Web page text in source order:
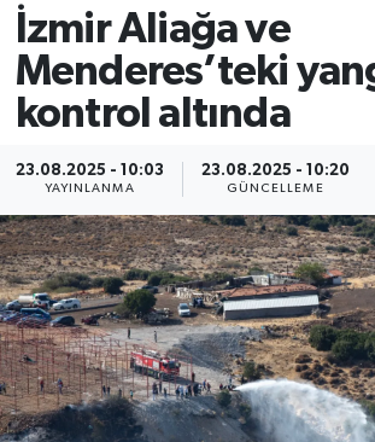
İzmir Aliağa ve
Menderes’teki
kontrol altında
23.08.2025 - 10:03
YAYINLANMA
23.08.2025 - 10:20
GÜNCELLEME
EKONOMİ
SPOR
KÜLTÜR-SANAT
SAĞLIK-YAŞAM
Siirt Trafik Yoğunluk Haritası
Süper Lig Puan Durumu ve
Son Dakika Haberleri
Haber Arşivi